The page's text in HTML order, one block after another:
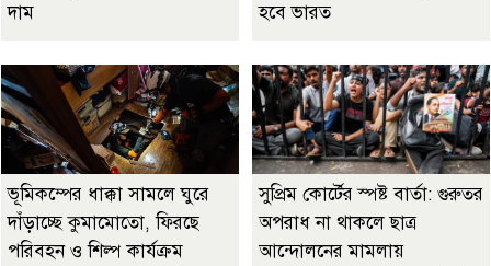
দাম
হবে ভারত
ভূমিকম্পের ধাক্কা সামলে ঘুরে
দাঁড়াচ্ছে কুমামোতো, ফিরছে
পরিবহন ও শিল্প কার্যক্রম
সুপ্রিম কোর্টের স্পষ্ট বার্তা: গুরুতর
অপরাধ না থাকলে ছাত্র
আন্দোলনের মামলায়